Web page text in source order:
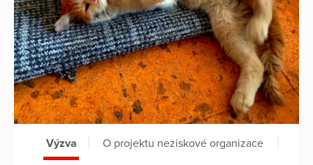
Výzva O projektu neziskové organizace